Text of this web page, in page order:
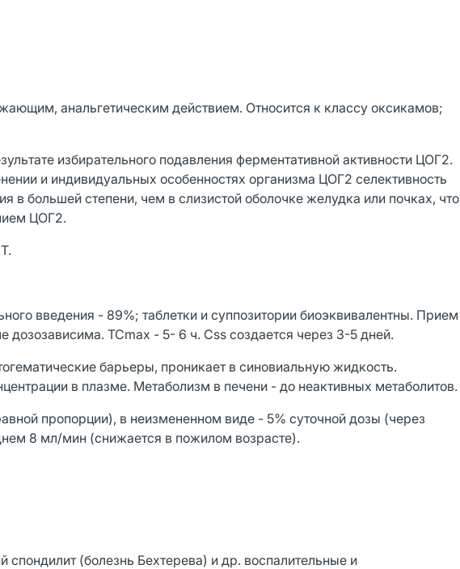
анальгетическим действием. Относится к классу оксикамов;
избирательного подавления ферментативной активности ЦОГ2.
и индивидуальных особенностях организма ЦОГ2 селективность
в большей степени, чем в слизистой оболочке желудка или почках, что
ЦОГ2.
введения - 89%; таблетки и суппозитории биоэквивалентны. Прием
дозозависима. TCmax - 5- 6 ч. Css создается через 3-5 дней.
барьеры, проникает в синовиальную жидкость.
в плазме. Метаболизм в печени - до неактивных метаболитов.
пропорции), в неизмененном виде - 5% суточной дозы (через
8 мл/мин (снижается в пожилом возрасте).
(болезнь Бехтерева) и др. воспалительные и